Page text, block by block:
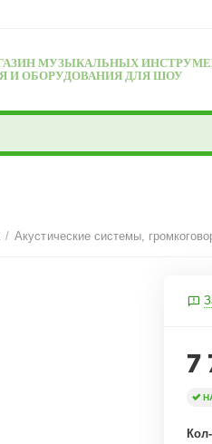
МУЗЫКАЛЬНЫХ
И ОБОРУДОВАНИЯ ДЛЯ ШОУ
/ Акустические системы,
7